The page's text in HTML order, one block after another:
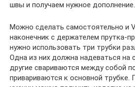
швы и получаем нужное дополнение.
Можно сделать самостоятельно и
наконечник с держателем прутка-
нужно использовать три трубки
Одна из них должна надеваться на
другие свариваются между собой
привариваются к основной трубке.